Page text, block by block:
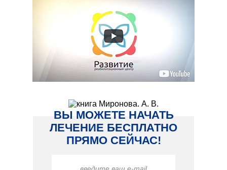
ВЫ МОЖЕТЕ НАЧАТЬ
ЛЕЧЕНИЕ БЕСПЛАТНО
ПРЯМО СЕЙЧАС!